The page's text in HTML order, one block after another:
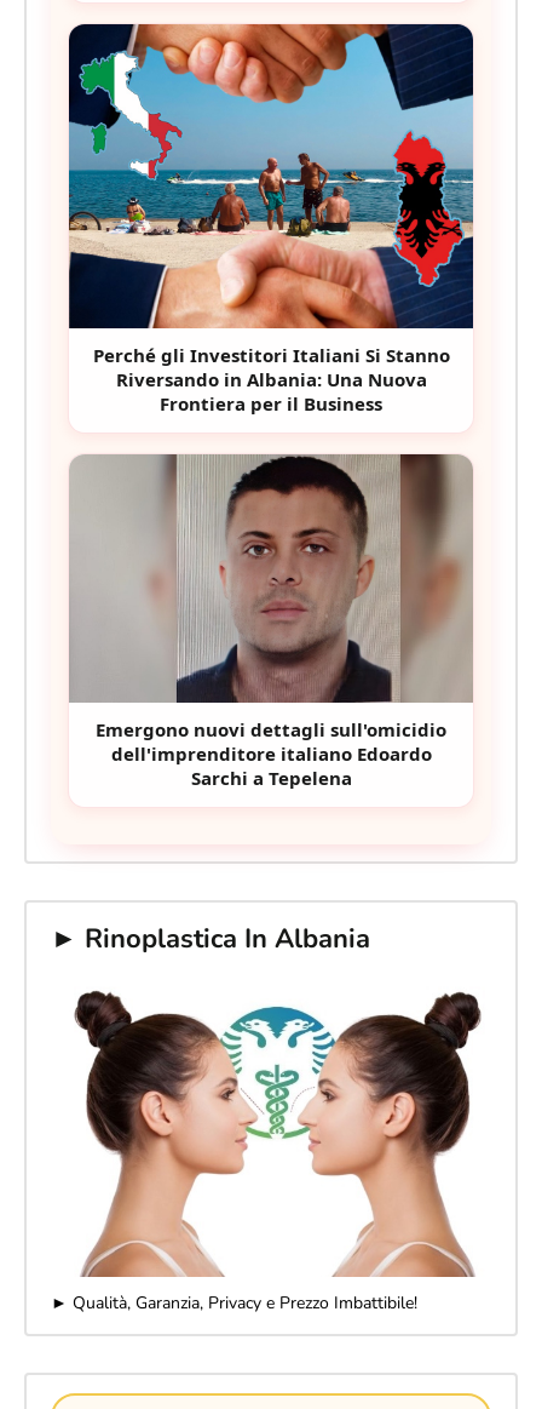
Perché gli Investitori Italiani Si Stanno
Riversando in Albania: Una Nuova
Frontiera per il Business
Emergono nuovi dettagli sull'omicidio
dell'imprenditore italiano Edoardo
Sarchi a Tepelena
► Rinoplastica In Albania
► Qualità, Garanzia, Privacy e Prezzo Imbattibile!